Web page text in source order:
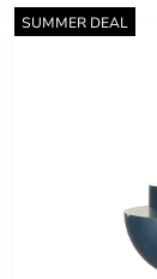
SUMMER DEAL